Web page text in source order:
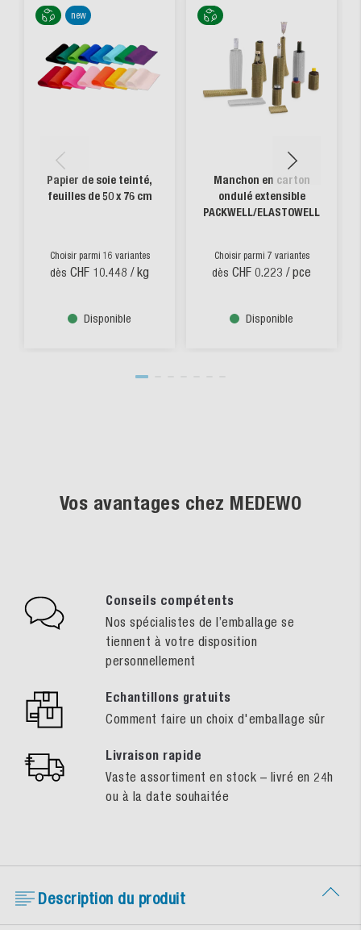
new
Papier de soie teinté,
feuilles de 50 x 76 cm
Choisir parmi 16 variantes
dès CHF 10.448 / kg
Disponible
Manchon en carton
ondulé extensible
PACKWELL/ELASTOWELL
Choisir parmi 7 variantes
dès CHF 0.223 / pce
Disponible
Vos avantages chez MEDEWO
Conseils compétents
Nos spécialistes de l’emballage se
tiennent à votre disposition
personnellement
Echantillons gratuits
Comment faire un choix d'emballage sûr
Livraison rapide
Vaste assortiment en stock – livré en 24h
ou à la date souhaitée
Description du produit